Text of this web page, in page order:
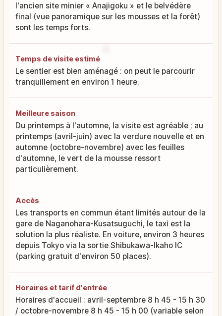
l'ancien site minier « Anajigoku » et le belvédère
final (vue panoramique sur les mousses et la forêt)
sont les temps forts.
Temps de visite estimé
Le sentier est bien aménagé : on peut le parcourir
tranquillement en environ 1 heure.
Meilleure saison
Du printemps à l'automne, la visite est agréable ; au
printemps (avril-juin) avec la verdure nouvelle et en
automne (octobre-novembre) avec les feuilles
d'automne, le vert de la mousse ressort
particulièrement.
Accès
Les transports en commun étant limités autour de la
gare de Naganohara-Kusatsuguchi, le taxi est la
solution la plus réaliste. En voiture, environ 3 heures
depuis Tokyo via la sortie Shibukawa-Ikaho IC
(parking gratuit d'environ 50 places).
Horaires et tarif d'entrée
Horaires d'accueil : avril-septembre 8 h 45 - 15 h 30
/ octobre-novembre 8 h 45 - 15 h 00 (variable selon